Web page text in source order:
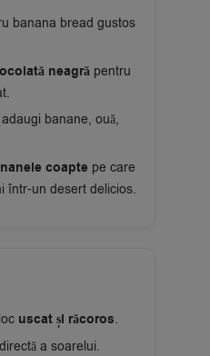
banana bread gustos
neagră pentru
banane, ouă,
coapte pe care
într-un desert delicios.
uscat și răcoros.
a soarelui.